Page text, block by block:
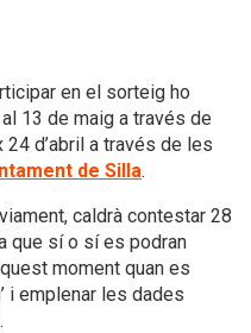
en el sorteig ho
13 de maig a través de
d’abril a través de les
de Silla.
caldrà contestar 28
que sí o sí es podran
moment quan es
i emplenar les dades